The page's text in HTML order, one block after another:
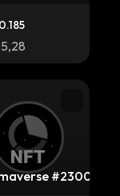
0.185
#2300